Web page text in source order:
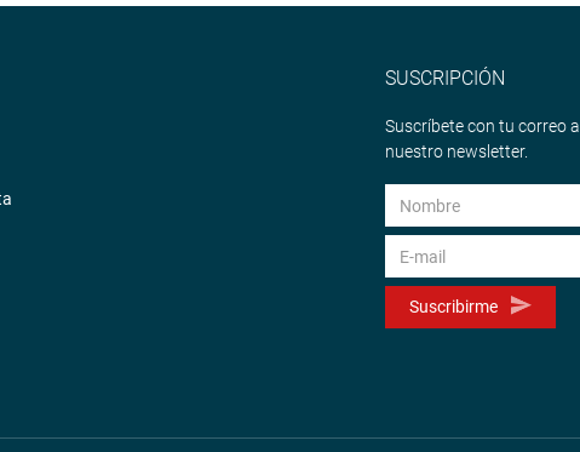
SUSCRIPCIÓN
Suscríbete con tu correo a
nuestro newsletter.
Suscribirme